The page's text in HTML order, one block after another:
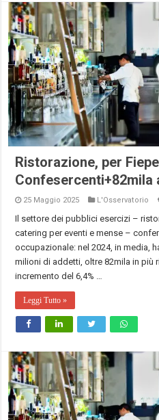
Ristorazione, per
Confesercenti+82mila
25 Maggio 2025 L'Osservatorio
Il settore dei pubblici esercizi –
catering per eventi e mense –
occupazionale: nel 2024, in media,
milioni di addetti, oltre 82mila in più
incremento del 6,4% …
Leggi Tutto »